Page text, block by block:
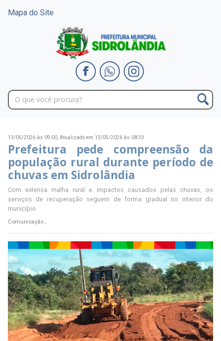
Mapa do Site
13/05/2026 às 09:00, Atualizado em 13/05/2026 às 08:33
Prefeitura pede compreensão da
população rural durante período de
chuvas em Sidrolândia
Com extensa malha rural e impactos causados pelas chuvas, os
serviços de recuperação seguem de forma gradual no interior do
município
Comunicação ,